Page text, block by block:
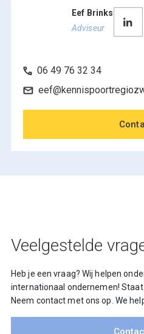
Eef Brinks
Adviseur
06 49 76 32 34
Veelgestelde
Heb je een vraag? Wij helpen
internationaal ondernemen!
Neem contact met ons op. We